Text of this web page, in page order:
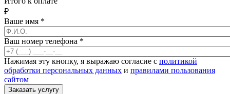
₽
Ваше имя *
Ваш номер телефона *
Нажимая эту кнопку, я выражаю согласие с политикой
обработки персональных данных и правилами пользования
сайтом